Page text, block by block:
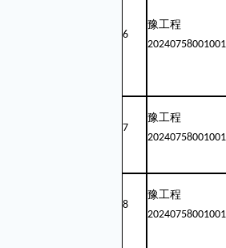
6
豫工程
20240758001001
7
豫工程
20240758001001
8
豫工程
20240758001001